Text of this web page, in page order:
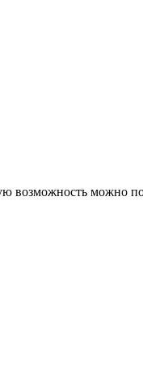
возможность можно